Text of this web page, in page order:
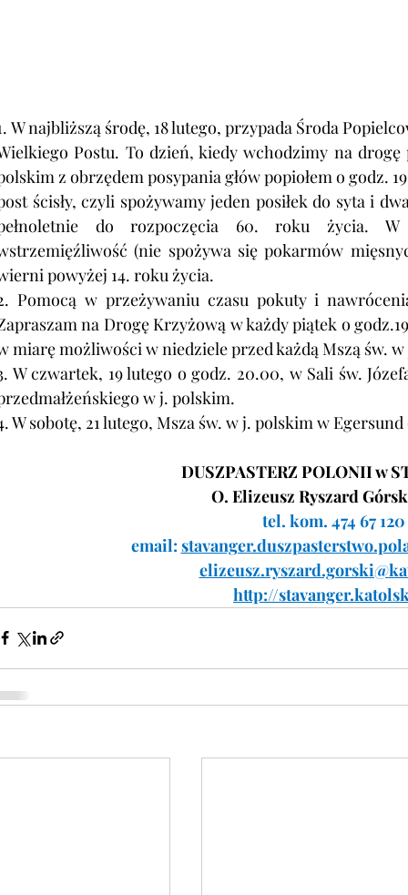
W najbliższą środę, 18 lutego, przypada Środa
Postu. To dzień, kiedy wchodzimy na
z obrzędem posypania głów popiołem o godz.
ścisły, czyli spożywamy jeden posiłek do syta i
do rozpoczęcia 60. roku życia.
(nie spożywa się pokarmów
powyżej 14. roku życia.
Pomocą w przeżywaniu czasu pokuty i
na Drogę Krzyżową w każdy piątek o
miarę możliwości w niedziele przed każdą Mszą św.
W czwartek, 19 lutego o godz. 20.00, w Sali św.
w j. polskim.
W sobotę, 21 lutego, Msza św. w j. polskim w
DUSZPASTERZ POLONII w
O. Elizeusz Ryszard
tel. kom. 474 67 120
email:
http://